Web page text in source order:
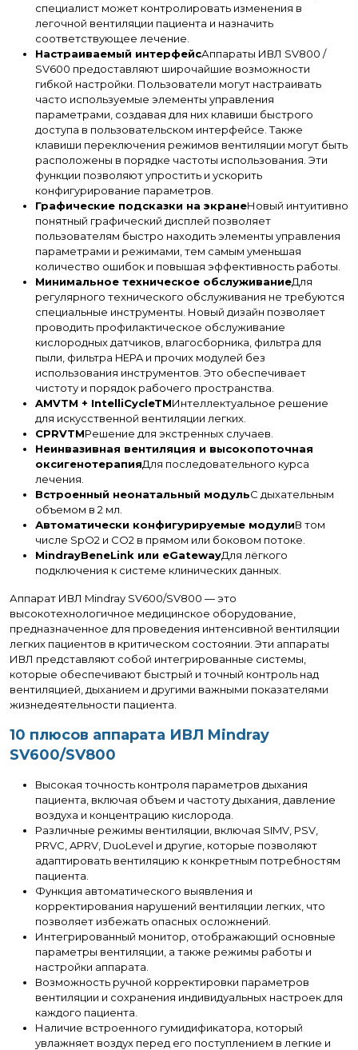
специалист может контролировать изменения в
легочной вентиляции пациента и назначить
соответствующее лечение.
Настраиваемый интерфейсАппараты ИВЛ SV800 /
SV600 предоставляют широчайшие возможности
гибкой настройки. Пользователи могут настраивать
часто используемые элементы управления
параметрами, создавая для них клавиши быстрого
доступа в пользовательском интерфейсе. Также
клавиши переключения режимов вентиляции могут быть
расположены в порядке частоты использования. Эти
функции позволяют упростить и ускорить
конфигурирование параметров.
Графические подсказки на экранеНовый интуитивно
понятный графический дисплей позволяет
пользователям быстро находить элементы управления
параметрами и режимами, тем самым уменьшая
количество ошибок и повышая эффективность работы.
Минимальное техническое обслуживаниеДля
регулярного технического обслуживания не требуются
специальные инструменты. Новый дизайн позволяет
проводить профилактическое обслуживание
кислородных датчиков, влагосборника, фильтра для
пыли, фильтра HEPA и прочих модулей без
использования инструментов. Это обеспечивает
чистоту и порядок рабочего пространства.
AMVTM + IntelliCycleTMИнтеллектуальное решение
для искусственной вентиляции легких.
CPRVTMРешение для экстренных случаев.
Неинвазивная вентиляция и высокопоточная
оксигенотерапияДля последовательного курса
лечения.
Встроенный неонатальный модульС дыхательным
объемом в 2 мл.
Автоматически конфигурируемые модулиВ том
числе SpO2 и CO2 в прямом или боковом потоке.
MindrayBeneLink или eGatewayДля лёгкого
подключения к системе клинических данных.
Аппарат ИВЛ Mindray SV600/SV800 — это
высокотехнологичное медицинское оборудование,
предназначенное для проведения интенсивной вентиляции
легких пациентов в критическом состоянии. Эти аппараты
ИВЛ представляют собой интегрированные системы,
которые обеспечивают быстрый и точный контроль над
вентиляцией, дыханием и другими важными показателями
жизнедеятельности пациента.
10 плюсов аппарата ИВЛ Mindray
SV600/SV800
Высокая точность контроля параметров дыхания
пациента, включая объем и частоту дыхания, давление
воздуха и концентрацию кислорода.
Различные режимы вентиляции, включая SIMV, PSV,
PRVC, APRV, DuoLevel и другие, которые позволяют
адаптировать вентиляцию к конкретным потребностям
пациента.
Функция автоматического выявления и
корректирования нарушений вентиляции легких, что
позволяет избежать опасных осложнений.
Интегрированный монитор, отображающий основные
параметры вентиляции, а также режимы работы и
настройки аппарата.
Возможность ручной корректировки параметров
вентиляции и сохранения индивидуальных настроек для
каждого пациента.
Наличие встроенного гумидификатора, который
увлажняет воздух перед его поступлением в легкие и